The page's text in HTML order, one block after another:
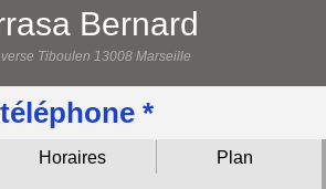
Bernard
Tiboulen 13008 Marseille
*
Horaires
Plan